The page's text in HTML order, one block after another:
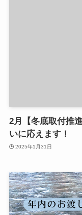
2月【冬底取付推
いに応えます！
2025年1月31日